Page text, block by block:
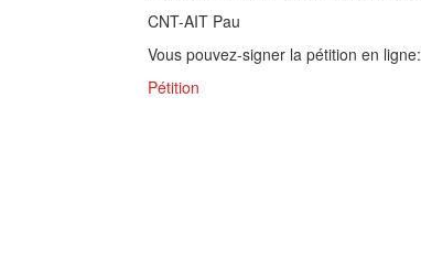
CNT-AIT Pau
Vous pouvez-signer la pétition en ligne:
Pétition